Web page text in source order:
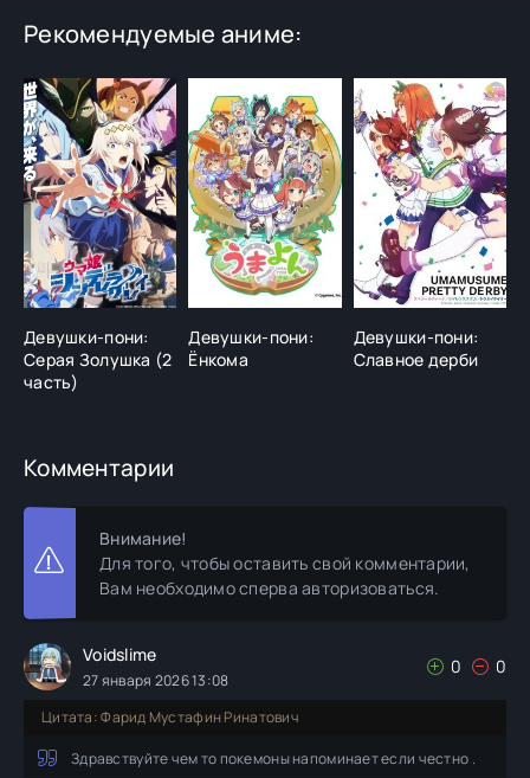
Рекомендуемые аниме:
Девушки-пони:
Серая Золушка (2
часть)
Девушки-пони:
Ёнкома
Девушки-пони:
Славное дерби
Комментарии
Внимание!
Для того, чтобы оставить свой комментарии,
Вам необходимо сперва авторизоваться.
Voidslime
27 января 2026 13:08
0 0
Цитата: Фарид Мустафин Ринатович
Здравствуйте чем то покемоны напоминает если честно .